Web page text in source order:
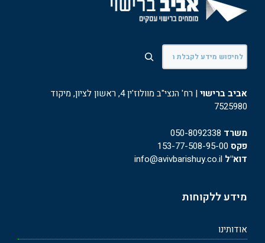
חיפוש
אביב ברישוי
| רח' הנצי"ב מוולוז'ין 4, ראשון לציון, מיקוד
7525980
משרד 050-8092338
פקס
דוא"ל
מידע ללקוחות
אודותינו